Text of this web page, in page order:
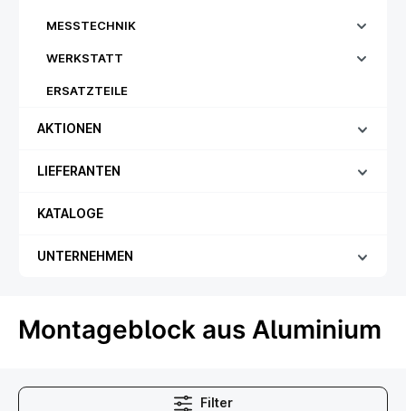
MESSTECHNIK
WERKSTATT
ERSATZTEILE
AKTIONEN
LIEFERANTEN
KATALOGE
UNTERNEHMEN
Montageblock aus Aluminium
Filter